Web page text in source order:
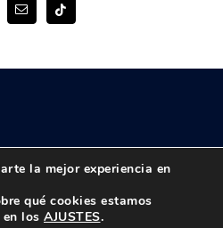
| Todos los derechos reservados
|Aviso Legal
la mejor experiencia en
qué cookies estamos
los AJUSTES.